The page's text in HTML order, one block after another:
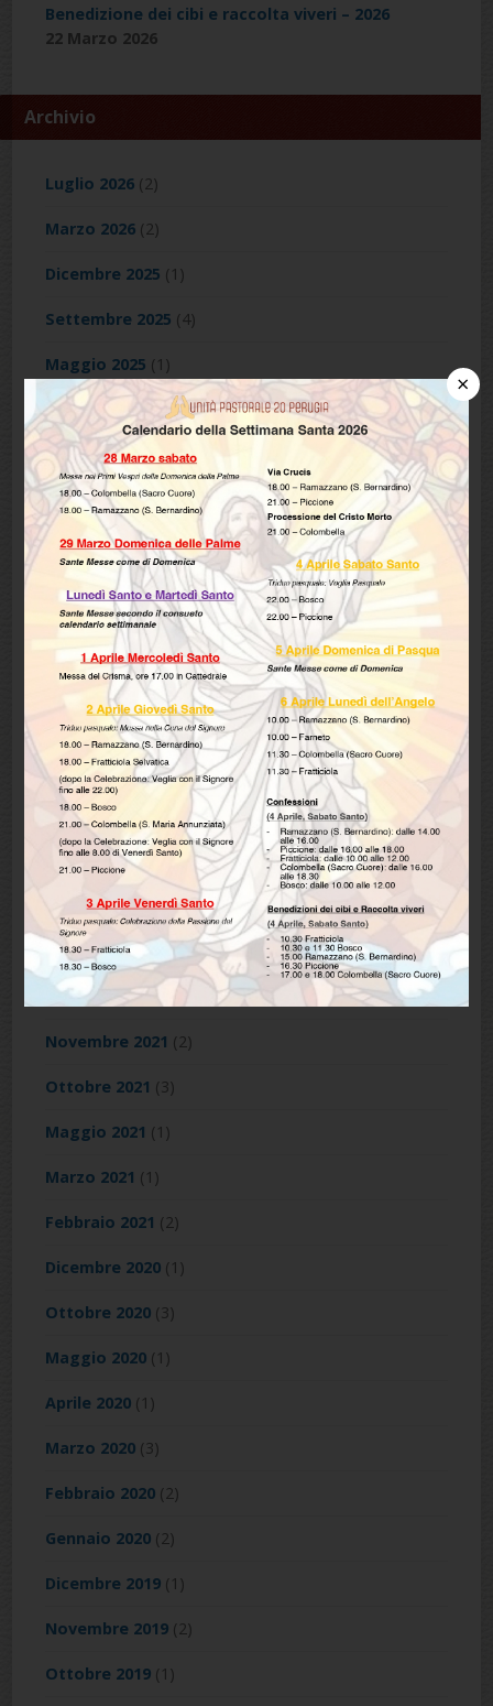
Benedizione dei cibi e raccolta viveri – 2026
22 Marzo 2026
Archivio
Luglio 2026 (2)
Marzo 2026 (2)
Dicembre 2025 (1)
Settembre 2025 (4)
Maggio 2025 (1)
Aprile 2025(1)
Maggio 2024(1)
Marzo 2024(1)
Febbraio 2024(1)
Dicembre 2023(1)
Ottobre 2023(1)
Maggio 2023(1)
Marzo 2023(1)
Febbraio 2023(3)
Dicembre 2022 (4)
Novembre 2022(2)
Maggio 2022(1)
Aprile 2022(2)
Dicembre 2021 (2)
Novembre 2021 (2)
Ottobre 2021 (3)
Maggio 2021 (1)
Marzo 2021 (1)
Febbraio 2021 (2)
Dicembre 2020 (1)
Ottobre 2020 (3)
Maggio 2020 (1)
Aprile 2020 (1)
Marzo 2020 (3)
Febbraio 2020 (2)
Gennaio 2020 (2)
Dicembre 2019 (1)
Novembre 2019 (2)
Ottobre 2019 (1)
×